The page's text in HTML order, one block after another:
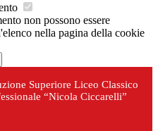
non possono essere
nella pagina della cookie
Superiore Liceo Classico
“Nicola Ciccarelli”